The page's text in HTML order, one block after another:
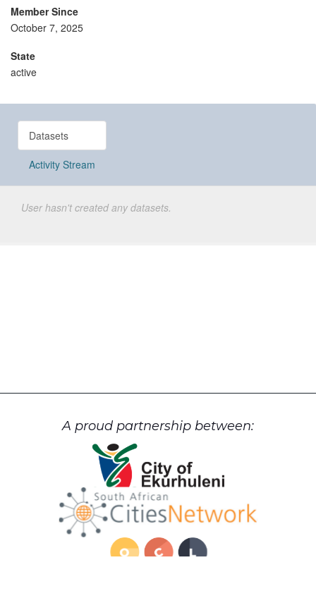
Member Since
October 7, 2025
State
active
Datasets
Activity Stream
User hasn't created any datasets.
A proud partnership between: